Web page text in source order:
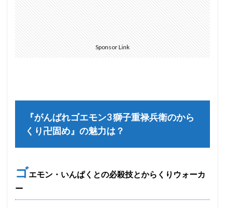
Sponsor Link
『がんばれゴエモン3 獅子重禄兵衛のから
くり卍固め』の魅力は？
ゴエモン・いんぱくとの必殺技とからくりウォーカ
ー